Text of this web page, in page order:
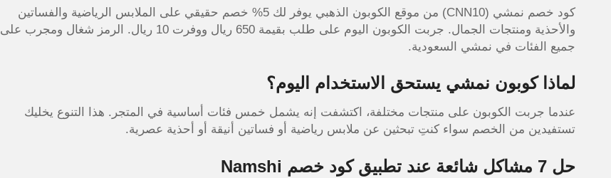
كود خصم نمشي (CNN10) من موقع الكوبون الذهبي يوفر لك 5% خصم حقيقي على الملابس الرياضية والفساتين
والأحذية ومنتجات الجمال. جربت الكوبون اليوم على طلب بقيمة 650 ريال ووفرت 10 ريال. الرمز شغال ومجرب على
جميع الفئات في نمشي السعودية.
لماذا كوبون نمشي يستحق الاستخدام اليوم؟
عندما جربت الكوبون على منتجات مختلفة، اكتشفت إنه يشمل خمس فئات أساسية في المتجر. هذا التنوع يخليك
تستفيدين من الخصم سواء كنتِ تبحثين عن ملابس رياضية أو فساتين أنيقة أو أحذية عصرية.
حل 7 مشاكل شائعة عند تطبيق كود خصم Namshi